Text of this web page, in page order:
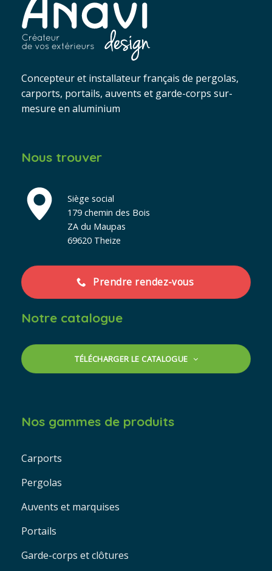
Concepteur et installateur français de pergolas,
carports, portails, auvents et garde-corps sur-
mesure en aluminium
Nous trouver
Siège social
179 chemin des Bois
ZA du Maupas
69620 Theize
Prendre rendez-vous
Notre catalogue
TÉLÉCHARGER LE CATALOGUE
Nos gammes de produits
Carports
Pergolas
Auvents et marquises
Portails
Garde-corps et clôtures